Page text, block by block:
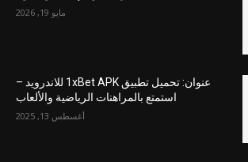
مايو 19, 2026
عنوان: تحميل تطبيق 1xBet APK للاندرويد –
استمتع بالمراهنات الرياضية والألعاب
أغسطس 13, 2025